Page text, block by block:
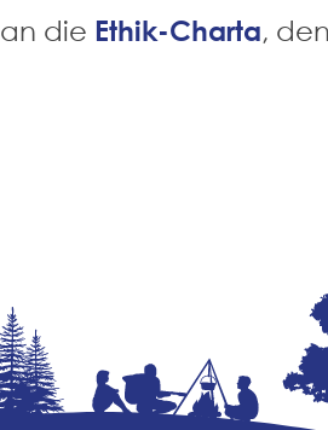
die Ethik-Charta,